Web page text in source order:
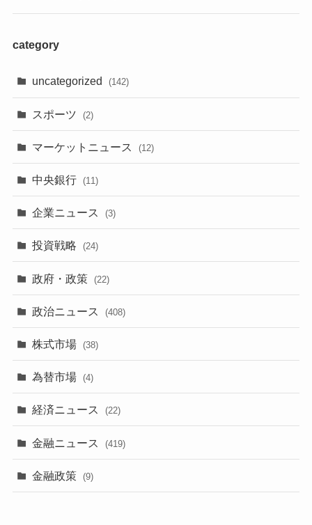
category
uncategorized (142)
スポーツ (2)
マーケットニュース (12)
中央銀行 (11)
企業ニュース (3)
投資戦略 (24)
政府・政策 (22)
政治ニュース (408)
株式市場 (38)
為替市場 (4)
経済ニュース (22)
金融ニュース (419)
金融政策 (9)